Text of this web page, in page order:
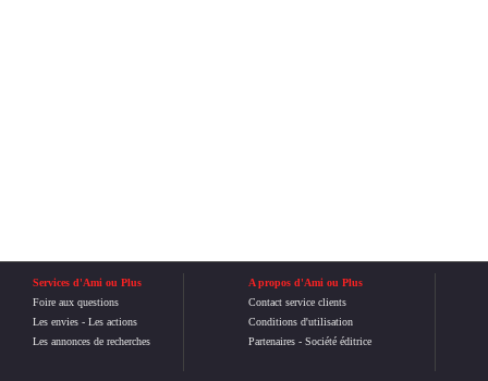
Services d'Ami ou Plus
Foire aux questions
Les envies - Les actions
Les annonces de recherches
A propos d'Ami ou Plus
Contact service clients
Conditions d'utilisation
Partenaires- Société éditrice